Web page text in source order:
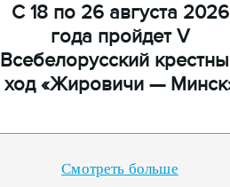
С 18 по 26 августа 2026
года пройдет V
Всебелорусский
ход «Жировичи —
Смотреть больше